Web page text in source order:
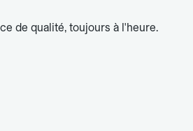
de qualité, toujours à l'heure.